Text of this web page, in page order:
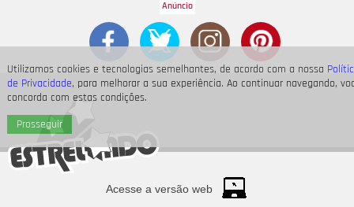
Utilizamos cookies e tecnologias semelhantes, de acordo com a nossa
de Privacidade, para melhorar a sua experiência. Ao continuar navegando,
concorda com estas condições.
Prosseguir
Acesse a versão web